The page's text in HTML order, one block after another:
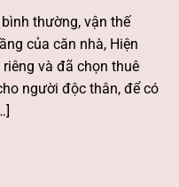
thường, vận thế
của căn nhà, Hiện
và đã chọn thuê
người độc thân, để có